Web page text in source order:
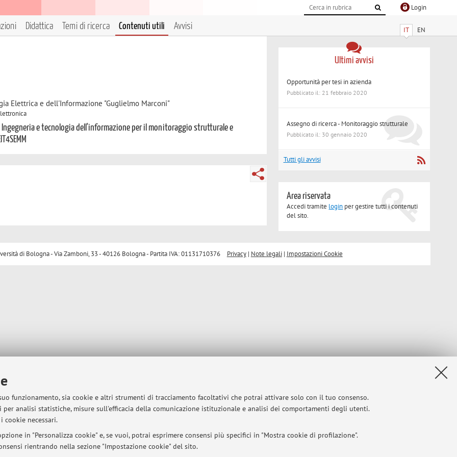
funzionamento, sia cookie e altri strumenti di tracciamento facoltativi che potrai attivare solo con il tuo consenso.
analisi statistiche, misure sull'efficacia della comunicazione istituzionale e analisi dei comportamenti degli utenti.
cookie necessari.
in "Personalizza cookie" e, se vuoi, potrai esprimere consensi più specifici in "Mostra cookie di profilazione".
rientrando nella sezione "Impostazione cookie" del sito.
Login
IT EN
Didattica Temi di ricerca Contenuti utili Avvisi
Elettrica e dell'Informazione "Guglielmo Marconi"
e tecnologia dell'informazione per il monitoraggio strutturale e
Ultimi avvisi
Opportunità per tesi in azienda
Pubblicato il: 21 febbraio 2020
Assegno di ricerca - Monitoraggio strutturale
Pubblicato il: 30 gennaio 2020
Tutti gli avvisi
Area riservata
Accedi tramite login per gestire tutti i contenuti
del sito.
di Bologna - Via Zamboni, 33 - 40126 Bologna - Partita IVA: 01131710376 Privacy| Note legali| Impostazioni Cookie